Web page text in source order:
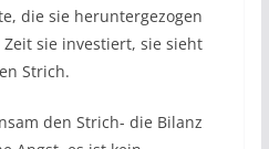
die sie heruntergezogen
sie investiert, sie sieht
Strich.
den Strich- die Bilanz